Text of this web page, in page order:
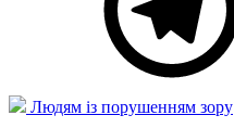
Людям із порушенням зору